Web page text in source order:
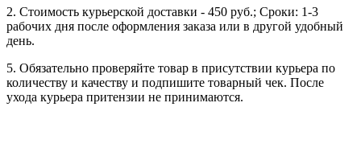
2. Стоимость курьерской доставки - 450 руб.; Сроки: 1-3
рабочих дня после оформления заказа или в другой удобный
день.
5. Обязательно проверяйте товар в присутствии курьера по
количеству и качеству и подпишите товарный чек. После
ухода курьера притензии не принимаются.